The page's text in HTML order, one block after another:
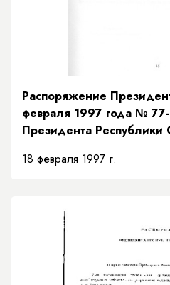
Распоряжение
февраля 1997 года №
Президента Республики
18 февраля 1997 г.